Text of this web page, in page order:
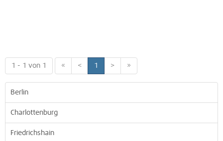
1 - 1 von 1 « < 1 > »
Berlin
Charlottenburg
Friedrichshain